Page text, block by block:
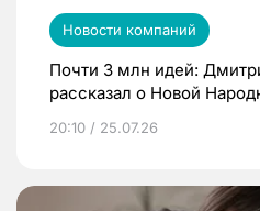
Новости компаний
Почти 3 млн идей:
рассказал о Новой
20:10 / 25.07.26